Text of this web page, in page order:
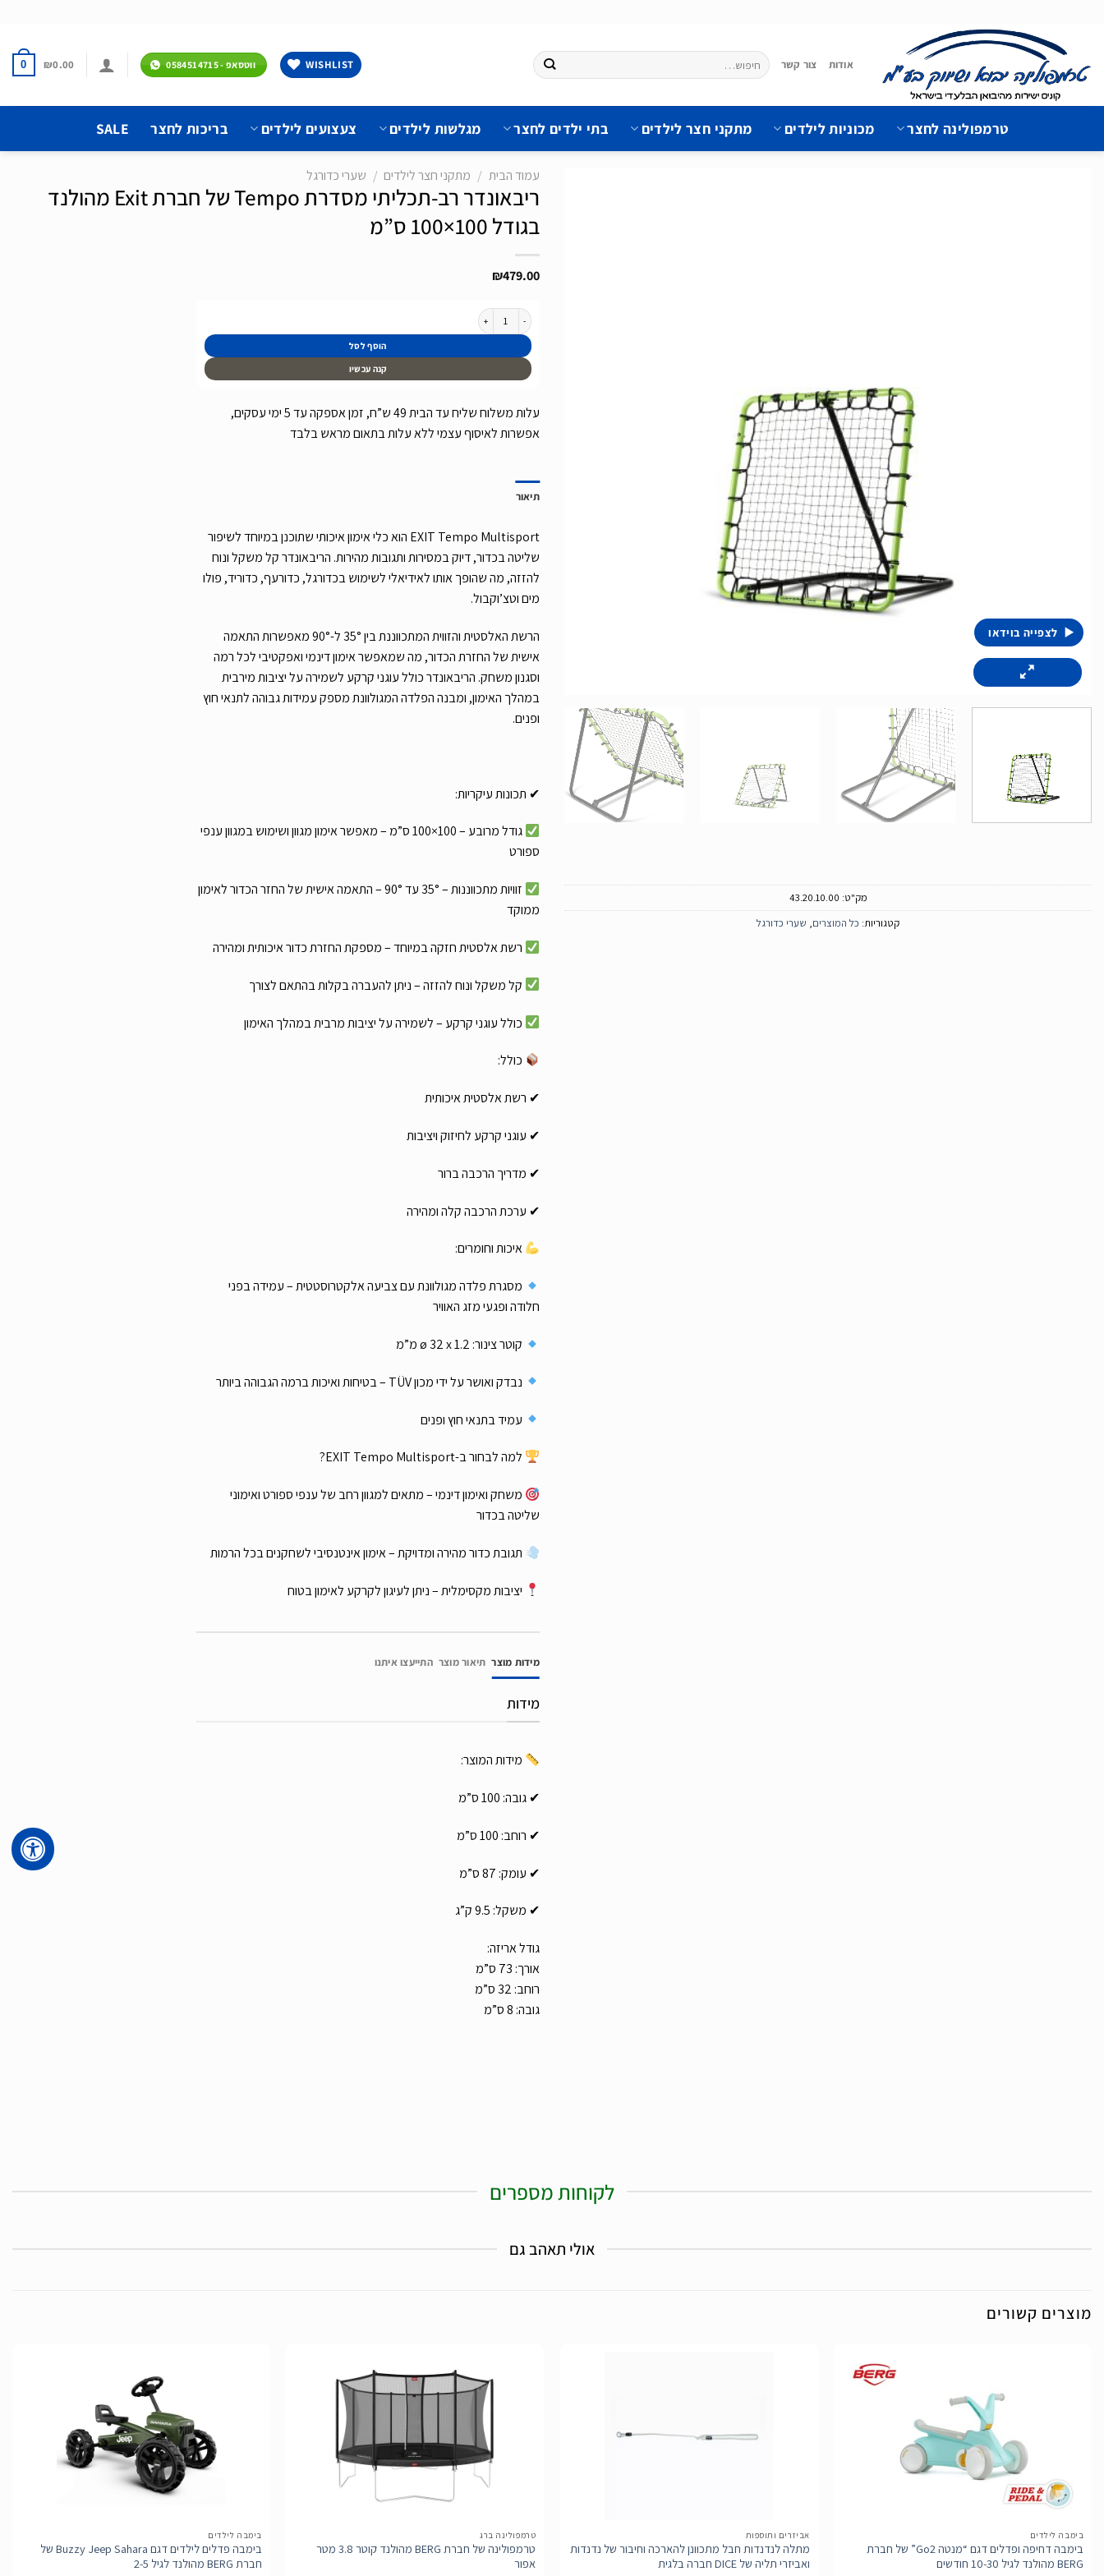
content
אודות צור קשר
חיפוש
עבור:
WISHLIST ווטסאפ - 0584514715 ₪0.00
0
טרמפולינה לחצר מכוניות לילדים מתקני חצר לילדים בתי ילדים לחצר מגלשות לילדים צעצועים לילדים בריכות לחצר SALE
לצפייה בוידאו
מק"ט: 43.20.10.00
קטגוריות: כל המוצרים, שערי כדורגל
עמוד הבית / מתקני חצר לילדים / שערי כדורגל
ריבאונדר רב-תכליתי מסדרת Tempo של חברת Exit מהולנד
בגודל 100×100 ס”מ
₪479.00
כמות של ריבאונדר רב-תכליתי מסדרת Tempo של חברת Exit מהולנד בגודל 100x100 ס"מ
הוסף לסל
קנה עכשיו
עלות משלוח שליח עד הבית 49 ש”ח, זמן אספקה עד 5 ימי עסקים,
אפשרות לאיסוף עצמי ללא עלות בתאום מראש בלבד
תיאור
EXIT Tempo Multisport הוא כלי אימון איכותי שתוכנן במיוחד לשיפור
שליטה בכדור, דיוק במסירות ותגובות מהירות. הריבאונדר קל משקל ונוח
להזזה, מה שהופך אותו לאידיאלי לשימוש בכדורגל, כדורעף, כדוריד, פולו
מים וטצ’וקבול.
הרשת האלסטית והזווית המתכווננת בין 35° ל-90° מאפשרות התאמה
אישית של החזרת הכדור, מה שמאפשר אימון דינמי ואפקטיבי לכל רמה
וסגנון משחק. הריבאונדר כולל עוגני קרקע לשמירה על יציבות מירבית
במהלך האימון, ומבנה הפלדה המגולוונת מספק עמידות גבוהה לתנאי חוץ
ופנים.
✔ תכונות עיקריות:
גודל מרובע – 100×100 ס”מ – מאפשר אימון מגוון ושימוש במגוון ענפי
ספורט
זוויות מתכווננות – 35° עד 90° – התאמה אישית של החזר הכדור לאימון
ממוקד
רשת אלסטית חזקה במיוחד – מספקת החזרת כדור איכותית ומהירה
קל משקל ונוח להזזה – ניתן להעברה בקלות בהתאם לצורך
כולל עוגני קרקע – לשמירה על יציבות מרבית במהלך האימון
כולל:
✔ רשת אלסטית איכותית
✔ עוגני קרקע לחיזוק ויציבות
✔ מדריך הרכבה ברור
✔ ערכת הרכבה קלה ומהירה
איכות וחומרים:
מסגרת פלדה מגולוונת עם צביעה אלקטרוסטטית – עמידה בפני
חלודה ופגעי מזג האוויר
קוטר צינור: ø 32 x 1.2 מ”מ
נבדק ואושר על ידי מכון TÜV – בטיחות ואיכות ברמה הגבוהה ביותר
עמיד בתנאי חוץ ופנים
למה לבחור ב-EXIT Tempo Multisport?
משחק ואימון דינמי – מתאים למגוון רחב של ענפי ספורט ואימוני
שליטה בכדור
תגובת כדור מהירה ומדויקת – אימון אינטנסיבי לשחקנים בכל הרמות
יציבות מקסימלית – ניתן לעיגון לקרקע לאימון בטוח
מידות מוצר תיאור מוצר התייעצו איתנו
מידות
מידות המוצר:
✔ גובה: 100 ס”מ
✔ רוחב: 100 ס”מ
✔ עומק: 87 ס”מ
✔ משקל: 9.5 ק”ג
גודל אריזה:
אורך: 73 ס”מ
רוחב: 32 ס”מ
גובה: 8 ס”מ
לקוחות מספרים
אולי תאהב גם
מוצרים קשורים
בימבה לילדים
בימבה דחיפה ופדלים דגם “מנטה Go2” של חברת
BERG מהולנד לגיל 10-30 חודשים
אביזרים ותוספות
מתלה לנדנדות חבל מתכוונן להארכה וחיבור של נדנדות
ואביזרי תליה של DICE חברה בלגית
טרמפולינה ברג
טרמפולינה של חברת BERG מהולנד קוטר 3.8 מטר
אפור
בימבה לילדים
בימבה פדלים לילדים דגם Buzzy Jeep Sahara של
חברת BERG מהולנד לגיל 2-5